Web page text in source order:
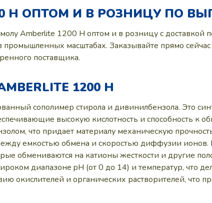
H ОПТОМ И В РОЗНИЦУ ПО
Amberlite 1200 H оптом и в розницу с доставкой
масштабах. Заказывайте прямо
поставщика.
1200 H
сополимер стирола и дивинилбензола. Это
высокую кислотность и способность к
что придает материалу механическую
емкостью обмена и скоростью диффузии ионов.
обмениваются на катионы жесткости и другие
диапазоне pH (от 0 до 14) и температур, что
окислителей и органических растворителей, что